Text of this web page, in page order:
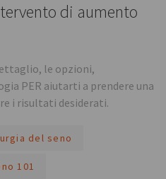
di aumento
le opzioni,
PER aiutarti a prendere una
i risultati desiderati.
del seno
101